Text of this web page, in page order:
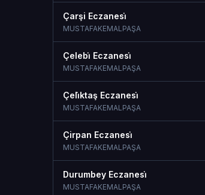
Çarşi Eczanesi̇
MUSTAFAKEMALPAŞA
Çelebi̇ Eczanesi̇
MUSTAFAKEMALPAŞA
Çeli̇ktaş Eczanesi̇
MUSTAFAKEMALPAŞA
Çirpan Eczanesi̇
MUSTAFAKEMALPAŞA
Durumbey Eczanesi̇
MUSTAFAKEMALPAŞA